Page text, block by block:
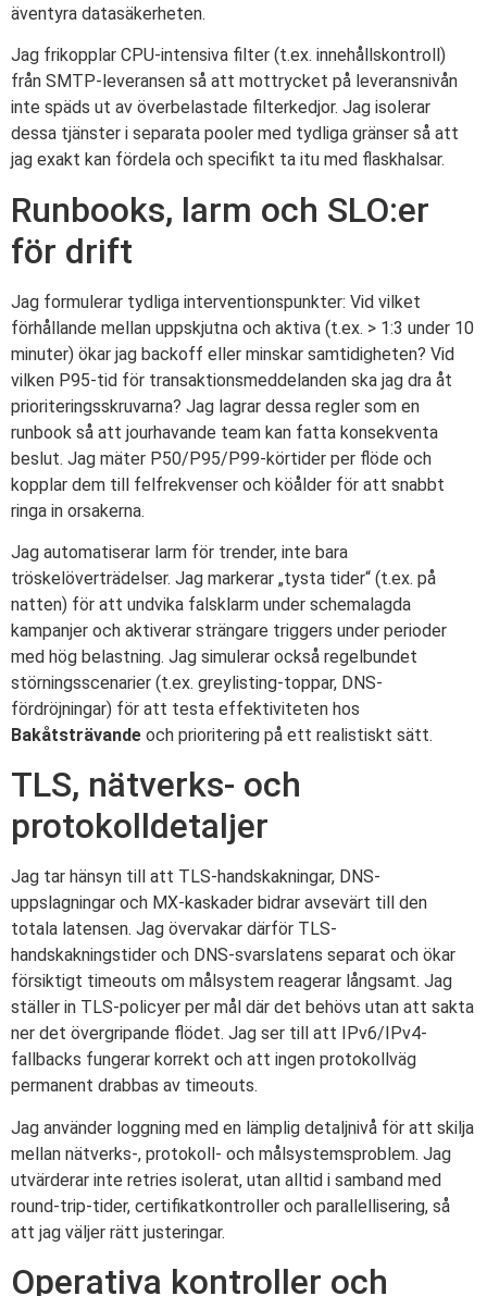
äventyra datasäkerheten.
Jag frikopplar CPU-intensiva filter (t.ex. innehållskontroll)
från SMTP-leveransen så att mottrycket på leveransnivån
inte späds ut av överbelastade filterkedjor. Jag isolerar
dessa tjänster i separata pooler med tydliga gränser så att
jag exakt kan fördela och specifikt ta itu med flaskhalsar.
Runbooks, larm och SLO:er
för drift
Jag formulerar tydliga interventionspunkter: Vid vilket
förhållande mellan uppskjutna och aktiva (t.ex. > 1:3 under 10
minuter) ökar jag backoff eller minskar samtidigheten? Vid
vilken P95-tid för transaktionsmeddelanden ska jag dra åt
prioriteringsskruvarna? Jag lagrar dessa regler som en
runbook så att jourhavande team kan fatta konsekventa
beslut. Jag mäter P50/P95/P99-körtider per flöde och
kopplar dem till felfrekvenser och köålder för att snabbt
ringa in orsakerna.
Jag automatiserar larm för trender, inte bara
tröskelöverträdelser. Jag markerar „tysta tider“ (t.ex. på
natten) för att undvika falsklarm under schemalagda
kampanjer och aktiverar strängare triggers under perioder
med hög belastning. Jag simulerar också regelbundet
störningsscenarier (t.ex. greylisting-toppar, DNS-
fördröjningar) för att testa effektiviteten hos
Bakåtsträvande och prioritering på ett realistiskt sätt.
TLS, nätverks- och
protokolldetaljer
Jag tar hänsyn till att TLS-handskakningar, DNS-
uppslagningar och MX-kaskader bidrar avsevärt till den
totala latensen. Jag övervakar därför TLS-
handskakningstider och DNS-svarslatens separat och ökar
försiktigt timeouts om målsystem reagerar långsamt. Jag
ställer in TLS-policyer per mål där det behövs utan att sakta
ner det övergripande flödet. Jag ser till att IPv6/IPv4-
fallbacks fungerar korrekt och att ingen protokollväg
permanent drabbas av timeouts.
Jag använder loggning med en lämplig detaljnivå för att skilja
mellan nätverks-, protokoll- och målsystemsproblem. Jag
utvärderar inte retries isolerat, utan alltid i samband med
round-trip-tider, certifikatkontroller och parallellisering, så
att jag väljer rätt justeringar.
Operativa kontroller och